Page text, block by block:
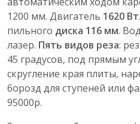
1200 мм. Двигатель 1620 Вт
пильного диска 116 мм.
лазер. Пять видов реза:
45 градусов, под прямым
скругление края плиты,
борозд для ступеней или
95000р.